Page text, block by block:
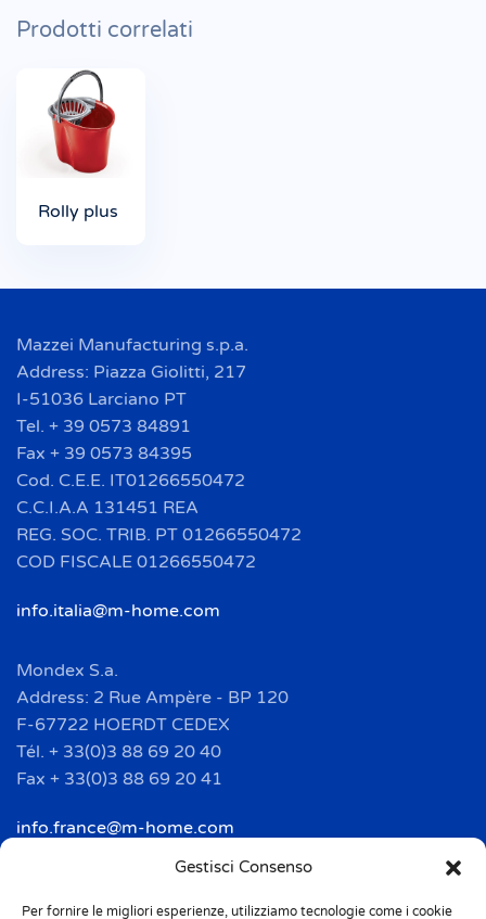
Gestisci Consenso
Per fornire le migliori esperienze, utilizziamo tecnologie come i cookie
Prodotti correlati
Rolly plus
Mazzei Manufacturing s.p.a.
Address: Piazza Giolitti, 217
I-51036 Larciano PT
Tel. + 39 0573 84891
Fax + 39 0573 84395
Cod. C.E.E. IT01266550472
C.C.I.A.A 131451 REA
REG. SOC. TRIB. PT 01266550472
COD FISCALE 01266550472
info.italia@m-home.com
Mondex S.a.
Address: 2 Rue Ampère - BP 120
F-67722 HOERDT CEDEX
Tél. + 33(0)3 88 69 20 40
Fax + 33(0)3 88 69 20 41
info.france@m-home.com
Address: Ctra de Girona, km. 101.5